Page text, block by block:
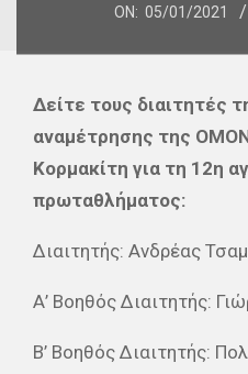
ON: 05/01/2021
Δείτε τους διαιτητές
αναμέτρησης της
Κορμακίτη για τη 12η
πρωταθλήματος:
Διαιτητής: Ανδρέας
Α’ Βοηθός Διαιτητής:
Β’ Βοηθός Διαιτητής: